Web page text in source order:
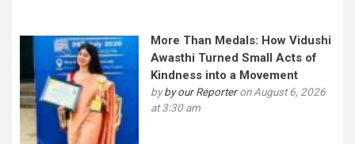
More Than Medals: How Vidushi
Awasthi Turned Small Acts of
Kindness into a Movement
byby our Reporteron August 6, 2026
at 3:30 am